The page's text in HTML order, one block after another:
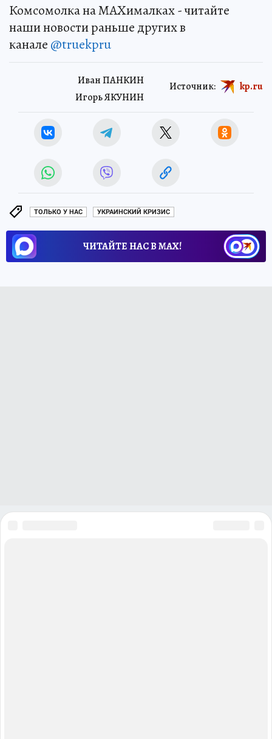
Комсомолка на MAXималках - читайте
наши новости раньше других в
канале @truekpru
Иван ПАНКИН
Игорь ЯКУНИН
Источник: kp.ru
ТОЛЬКО У НАС УКРАИНСКИЙ КРИЗИС
ЧИТАЙТЕ НАС В МАХ!